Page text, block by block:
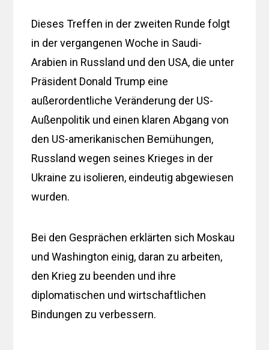
Dieses Treffen in der zweiten Runde folgt
in der vergangenen Woche in Saudi-
Arabien in Russland und den USA, die unter
Präsident Donald Trump eine
außerordentliche Veränderung der US-
Außenpolitik und einen klaren Abgang von
den US-amerikanischen Bemühungen,
Russland wegen seines Krieges in der
Ukraine zu isolieren, eindeutig abgewiesen
wurden.
Bei den Gesprächen erklärten sich Moskau
und Washington einig, daran zu arbeiten,
den Krieg zu beenden und ihre
diplomatischen und wirtschaftlichen
Bindungen zu verbessern.